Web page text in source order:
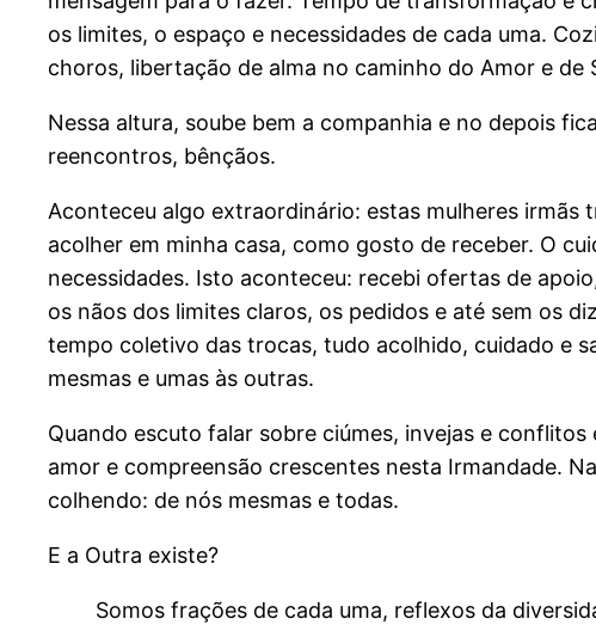
os limites, o espaço e necessidades de cada uma.
choros, libertação de alma no caminho do Amor e de
Nessa altura, soube bem a companhia e no depois
reencontros, bênçãos.
Aconteceu algo extraordinário: estas mulheres irmãs
acolher em minha casa, como gosto de receber. O
necessidades. Isto aconteceu: recebi ofertas de
os nãos dos limites claros, os pedidos e até sem os
tempo coletivo das trocas, tudo acolhido, cuidado e
mesmas e umas às outras.
Quando escuto falar sobre ciúmes, invejas e
amor e compreensão crescentes nesta Irmandade.
colhendo: de nós mesmas e todas.
E a Outra existe?
Somos frações de cada uma, reflexos da